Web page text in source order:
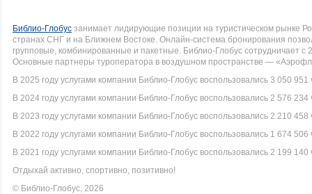
Библио-Глобус занимает лидирующие позиции на туристическом рынке
странах СНГ и на Ближнем Востоке. Онлайн-система бронирования
групповые, комбинированные и пакетные. Библио-Глобус сотрудничает
Основные партнеры туроператора в воздушном пространстве —
В 2025 году услугами компании Библио-Глобус воспользовались 3 050 951
В 2024 году услугами компании Библио-Глобус воспользовались 2 576 234
В 2023 году услугами компании Библио-Глобус воспользовались 2 210 458
В 2022 году услугами компании Библио-Глобус воспользовались 1 674 506
В 2021 году услугами компании Библио-Глобус воспользовались 2 199 140
Отдыхай активно, спортивно, позитивно!
© Библио-Глобус, 2026